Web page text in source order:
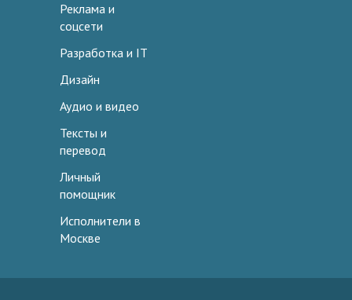
Реклама и
соцсети
Разработка и IT
Дизайн
Аудио и видео
Тексты и
перевод
Личный
помощник
Исполнители в
Москве